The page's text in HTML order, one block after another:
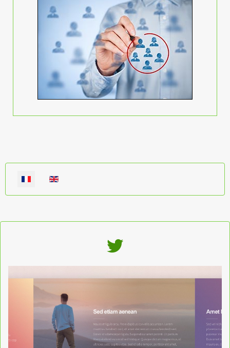
Sélectionnez votre langue